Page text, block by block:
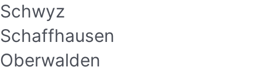
Schwyz
Schaffhausen
Oberwalden